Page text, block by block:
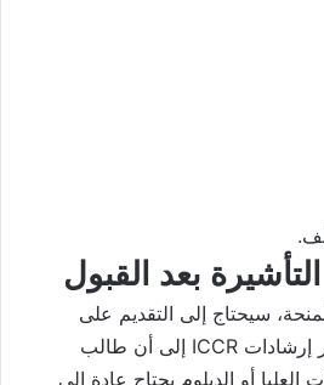
سيحتاج إلى التقديم على
التأشيرة المناسبة. تشير إرشادات ICCR إلى أن طالب
العليا أو الدبلوم يحتاج عادة إلى